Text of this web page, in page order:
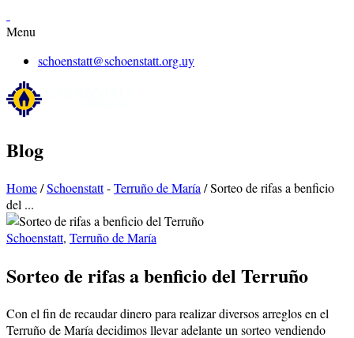
Menu
schoenstatt@schoenstatt.org.uy
Blog
Home/Schoenstatt-Terruño de María /Sorteo de rifas a benficio
del ...
Schoenstatt, Terruño de María
Sorteo de rifas a benficio del Terruño
Con el fin de recaudar dinero para realizar diversos arreglos en el
Terruño de María decidimos llevar adelante un sorteo vendiendo